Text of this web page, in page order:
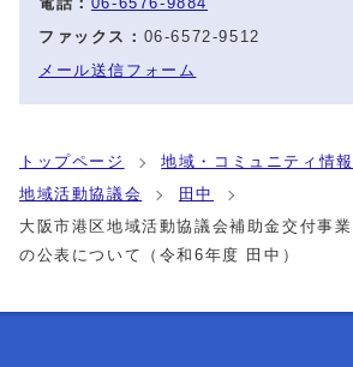
ファックス： 06-6572-9512
メール送信フォーム
トップページ
地域・コミュニティ情報
地域活動協議会
田中
大阪市港区地域活動協議会補助金交付事
の公表について（令和6年度 田中）